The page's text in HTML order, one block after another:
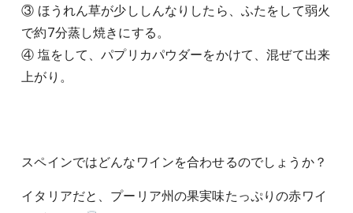
③ ほうれん草が少ししんなりしたら、ふたをして弱火
で約7分蒸し焼きにする。
④ 塩をして、パプリカパウダーをかけて、混ぜて出来
上がり。
スペインではどんなワインを合わせるのでしょうか？
イタリアだと、プーリア州の果実味たっぷりの赤ワイ